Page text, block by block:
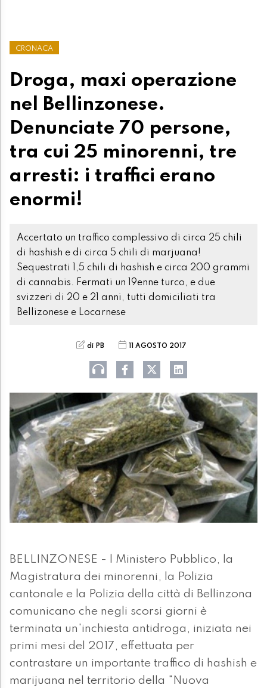
CRONACA
Droga, maxi operazione
nel Bellinzonese.
Denunciate 70 persone,
tra cui 25 minorenni, tre
arresti: i traffici erano
enormi!
Accertato un traffico complessivo di circa 25 chili
di hashish e di circa 5 chili di marjuana!
Sequestrati 1,5 chili di hashish e circa 200 grammi
di cannabis. Fermati un 19enne turco, e due
svizzeri di 20 e 21 anni, tutti domiciliati tra
Bellizonese e Locarnese
di PB 11 AGOSTO 2017
BELLINZONESE - l Ministero Pubblico, la
Magistratura dei minorenni, la Polizia
cantonale e la Polizia della città di Bellinzona
comunicano che negli scorsi giorni è
terminata un'inchiesta antidroga, iniziata nei
primi mesi del 2017, effettuata per
contrastare un importante traffico di hashish e
marijuana nel territorio della "Nuova